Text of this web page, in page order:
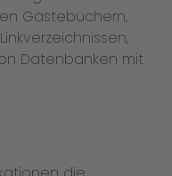
Gästebüchern,
Datenbanken mit